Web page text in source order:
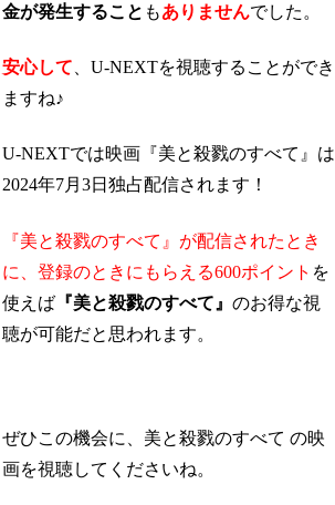
金が発生すること もありませんでした。
安心して 、U-NEXTを視聴することができ
ますね♪
U-NEXTでは映画『美と殺戮のすべて』は
2024年7月3日独占配信されます！
『美と殺戮のすべて』が配信されたとき
に、登録のときにもらえる600ポイント を
使えば 『美と殺戮のすべて』のお得な視
聴が可能だと思われます。
ぜひこの機会に、美と殺戮のすべて の映
画を視聴してくださいね。